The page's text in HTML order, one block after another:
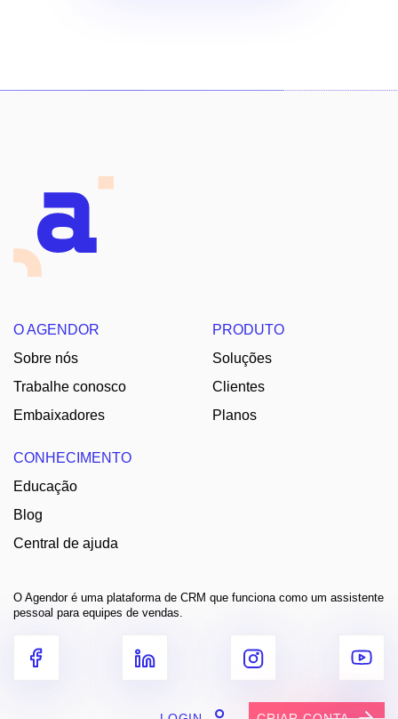
O AGENDOR
Sobre nós
Trabalhe conosco
Embaixadores
PRODUTO
Soluções
Clientes
Planos
CONHECIMENTO
Educação
Blog
Central de ajuda
O Agendor é uma plataforma de CRM que funciona como um assistente
pessoal para equipes de vendas.